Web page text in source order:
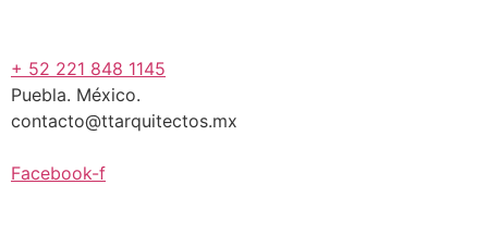
+ 52 221 848 1145
Puebla. México.
contacto@ttarquitectos.mx
Facebook-f